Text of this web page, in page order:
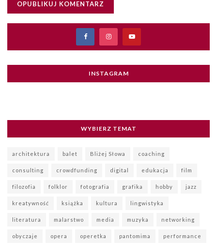
INSTAGRAM
WYBIERZ TEMAT
architektura balet Bliżej Słowa coaching
consulting crowdfunding digital edukacja film
filozofia folklor fotografia grafika hobby jazz
kreatywność książka kultura lingwistyka
literatura malarstwo media muzyka networking
obyczaje opera operetka pantomima performance